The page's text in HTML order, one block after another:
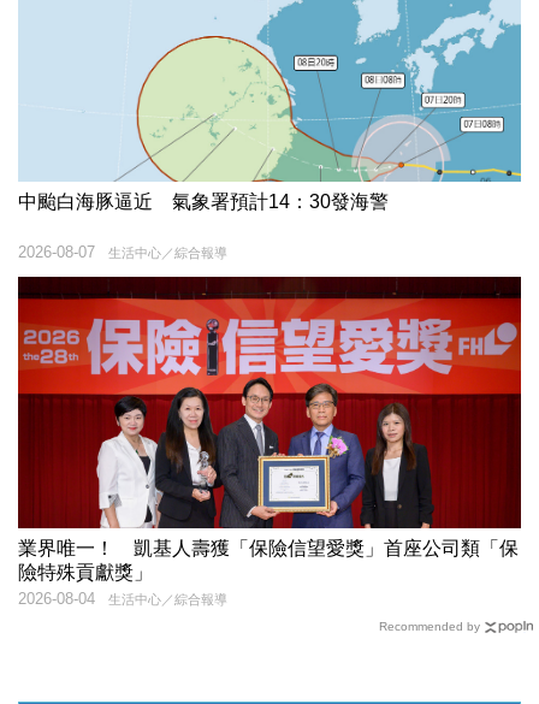
中颱白海豚逼近 氣象署預計14：30發海警
生活中心／綜合報導
2026-08-07
業界唯一！ 凱基人壽獲「保險信望愛獎」首座公司類「保
險特殊貢獻獎」
生活中心／綜合報導
2026-08-04
Recommended by